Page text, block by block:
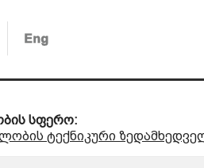
სფერო:
ტექნიკური